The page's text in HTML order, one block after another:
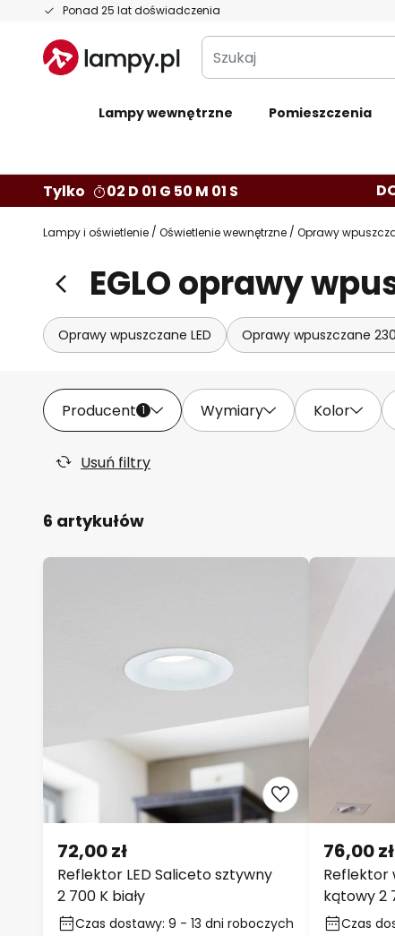
Ponad 25 lat doświadczenia
Przejdź
treści
Szukaj
Lampy wewnętrzne Pomieszczenia
Tylko 02 D 01 G 50 M 00 S
Lampy i oświetlenie Oświetlenie wewnętrzne Oprawy
EGLO oprawy
Oprawy wpuszczane LED Oprawy wpuszczane
Producent 1 Wymiary Kolor
Usuń filtry
6 artykułów
Reflektor LED Saliceto sztywny
2 700 K biały
72,00 zł
Czas dostawy: 9 - 13 dni roboczych
Reflektor
kątowy 2
76,00 zł
Czas